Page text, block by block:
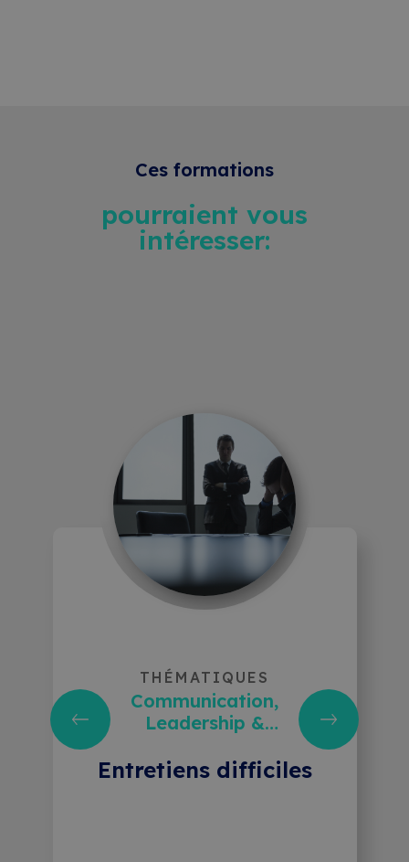
Ces formations
pourraient vous
intéresser:
THÉMATIQUES
Communication,
Leadership &
Management, Ressources
humaines
Entretiens difficiles